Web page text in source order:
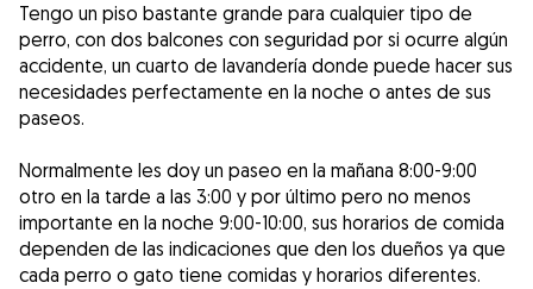
Tengo un piso bastante grande para cualquier tipo de
perro, con dos balcones con seguridad por si ocurre algún
accidente, un cuarto de lavandería donde puede hacer sus
necesidades perfectamente en la noche o antes de sus
paseos.
Normalmente les doy un paseo en la mañana 8:00-9:00
otro en la tarde a las 3:00 y por último pero no menos
importante en la noche 9:00-10:00, sus horarios de comida
dependen de las indicaciones que den los dueños ya que
cada perro o gato tiene comidas y horarios diferentes.